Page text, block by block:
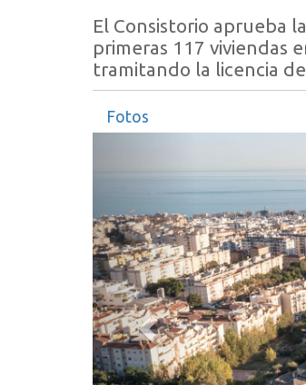
El Consistorio aprueba
primeras 117 viviendas
tramitando la licencia
Fotos
Anterior